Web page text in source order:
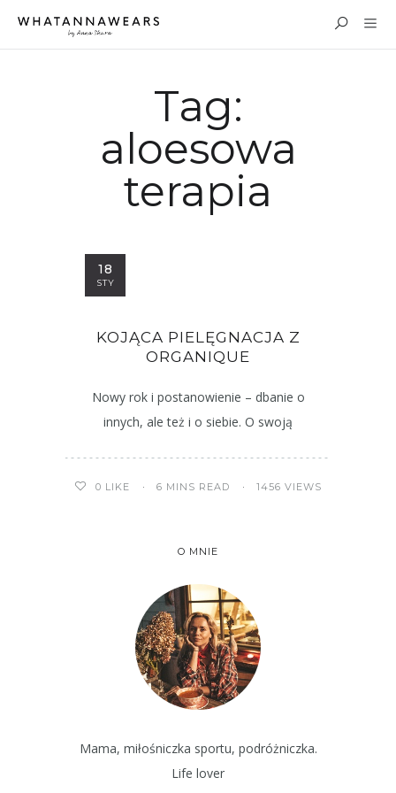
Tag:
aloesowa
terapia
18
STY
KOJĄCA PIELĘGNACJA Z
ORGANIQUE
Nowy rok i postanowienie – dbanie o
innych, ale też i o siebie. O swoją
0 LIKE 6 MINS READ 1456 VIEWS
O MNIE
Mama, miłośniczka sportu, podróżniczka.
Life lover